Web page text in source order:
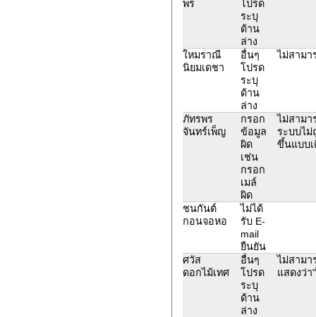
พร
โปรด
ระบุ
ด้าน
ล่าง
ใหมราณี
นิยมเดชา
อื่นๆ
โปรด
ระบุ
ด้าน
ล่าง
ไม่สามา
ภัทรพร
จันทร์เพ็ญ
กรอก
ข้อมูล
ผิด
เช่น
กรอก
เมล์
ผิด
ไม่สามา
ระบบไม่
ขึ้นแบบเ
ชนกันต์
กอนจอหอ
ไม่ได้
รับ E-
mail
ยืนยัน
ศวัส
ดอกไม้เทศ
อื่นๆ
โปรด
ระบุ
ด้าน
ล่าง
ไม่สามา
แสดงว่